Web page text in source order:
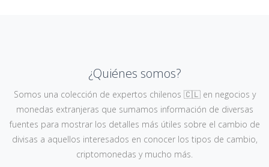
¿Quiénes somos?
Somos una colección de expertos chilenos 🇨🇱 en negocios y
monedas extranjeras que sumamos información de diversas
fuentes para mostrar los detalles más útiles sobre el cambio de
divisas a aquellos interesados en conocer los tipos de cambio,
criptomonedas y mucho más.